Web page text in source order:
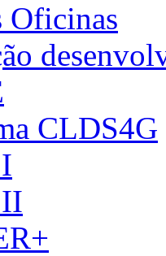
Oficinas
CLDS4G